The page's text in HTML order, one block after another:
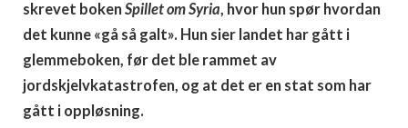
skrevet boken Spillet om Syria, hvor hun spør hvordan
det kunne «gå så galt». Hun sier landet har gått i
glemmeboken, før det ble rammet av
jordskjelvkatastrofen, og at det er en stat som har
gått i oppløsning.